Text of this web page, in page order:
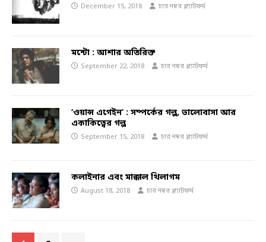
December 15, 2018 চার নম্বর প্ল্যাটফর্ম
মন্টো : আশার অতিরিক্ত
September 22, 2018 চার নম্বর প্ল্যাটফর্ম
‘ওয়ান্স এগেইন’ : সম্পর্কের গল্প, ভালোবাসা আর
একাকিত্বের গল্প
September 15, 2018 চার নম্বর প্ল্যাটফর্ম
কলাইনার এবং মাক্কাল থিলাগম
August 18, 2018 চার নম্বর প্ল্যাটফর্ম